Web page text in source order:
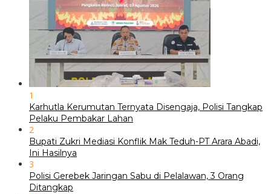
1
Karhutla Kerumutan Ternyata Disengaja, Polisi Tangkap
Pelaku Pembakar Lahan
2
Bupati Zukri Mediasi Konflik Mak Teduh-PT Arara Abadi,
Ini Hasilnya
3
Polisi Gerebek Jaringan Sabu di Pelalawan, 3 Orang
Ditangkap